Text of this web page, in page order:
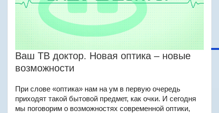
Ваш ТВ доктор. Новая оптика – новые
возможности
При слове «оптика» нам на ум в первую очередь
приходят такой бытовой предмет, как очки. И сегодня
мы поговорим о возможностях современной оптики,